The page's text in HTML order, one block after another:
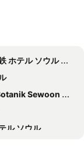
テル ソウル 明洞
Sewoon Myeongdong
ル ソウル